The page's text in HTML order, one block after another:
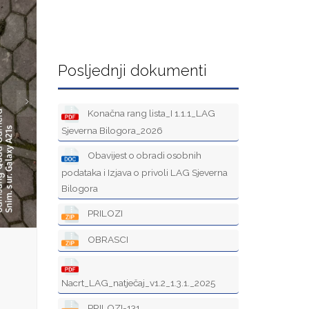
Posljednji dokumenti
Konačna rang lista_I 1.1.1_LAG
Sjeverna Bilogora_2026
Obavijest o obradi osobnih
podataka i Izjava o privoli LAG Sjeverna
Bilogora
PRILOZI
OBRASCI
Nacrt_LAG_natječaj_v1.2_1.3.1._2025